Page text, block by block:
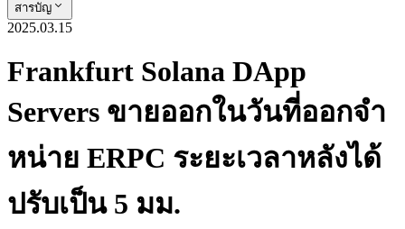
สารบัญ
2025.03.15
Frankfurt Solana DApp
Servers ขายออกในวันที่ออกจํา
หน่าย ERPC ระยะเวลาหลังได้
ปรับเป็น 5 มม.